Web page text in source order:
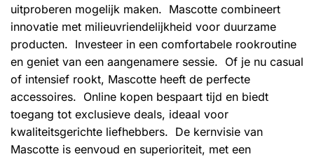
uitproberen mogelijk maken. Mascotte combineert
innovatie met milieuvriendelijkheid voor duurzame
producten. Investeer in een comfortabele rookroutine
en geniet van een aangenamere sessie. Of je nu casual
of intensief rookt, Mascotte heeft de perfecte
accessoires. Online kopen bespaart tijd en biedt
toegang tot exclusieve deals, ideaal voor
kwaliteitsgerichte liefhebbers. De kernvisie van
Mascotte is eenvoud en superioriteit, met een